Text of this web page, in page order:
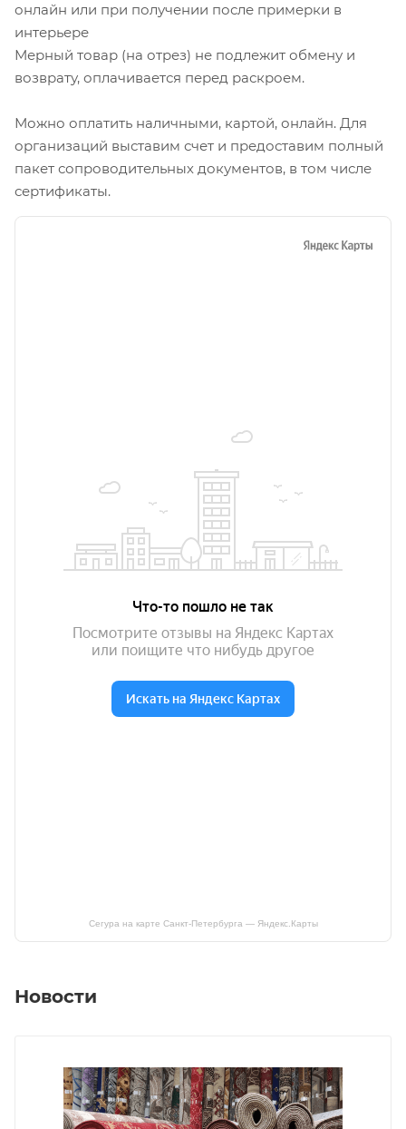
онлайн или при получении после примерки в
интерьере
Мерный товар (на отрез) не подлежит обмену и
возврату, оплачивается перед раскроем.
Можно оплатить наличными, картой, онлайн. Для
организаций выставим счет и предоставим полный
пакет сопроводительных документов, в том числе
сертификаты.
Сегура на карте Санкт‑Петербурга — Яндекс.Карты
Новости